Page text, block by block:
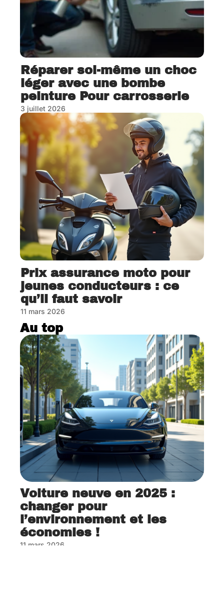
Réparer soi-même un choc
léger avec une bombe
peinture Pour carrosserie
3 juillet 2026
Prix assurance moto pour
jeunes conducteurs : ce
qu’il faut savoir
11 mars 2026
Au top
Voiture neuve en 2025 :
changer pour
l’environnement et les
économies !
11 mars 2026